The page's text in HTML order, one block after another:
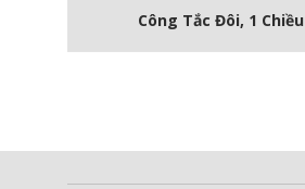
Công Tắc Đôi, 1 Chiều